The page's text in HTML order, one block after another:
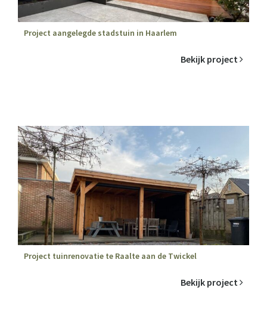
Project aangelegde stadstuin in Haarlem
Bekijk project
Project tuinrenovatie te Raalte aan de Twickel
Bekijk project